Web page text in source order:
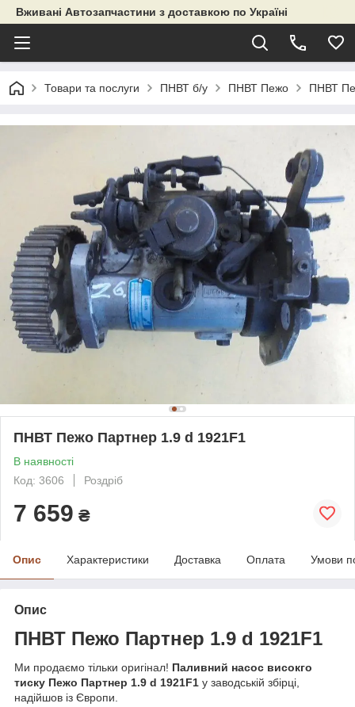
Вживані Автозапчастини з доставкою по Україні
Товари та послуги ПНВТ б/у ПНВТ Пежо ПНВТ
ПНВТ Пежо Партнер 1.9 d 1921F1
В наявності
Код: 3606
Роздріб
7 659 ₴
Опис Характеристики Доставка Оплата Умови
Опис
ПНВТ Пежо Партнер 1.9 d 1921F1
Ми продаємо тільки оригінал! Паливний насос високго
тиску Пежо Партнер 1.9 d 1921F1 у заводській збірці,
надійшов із Європи.